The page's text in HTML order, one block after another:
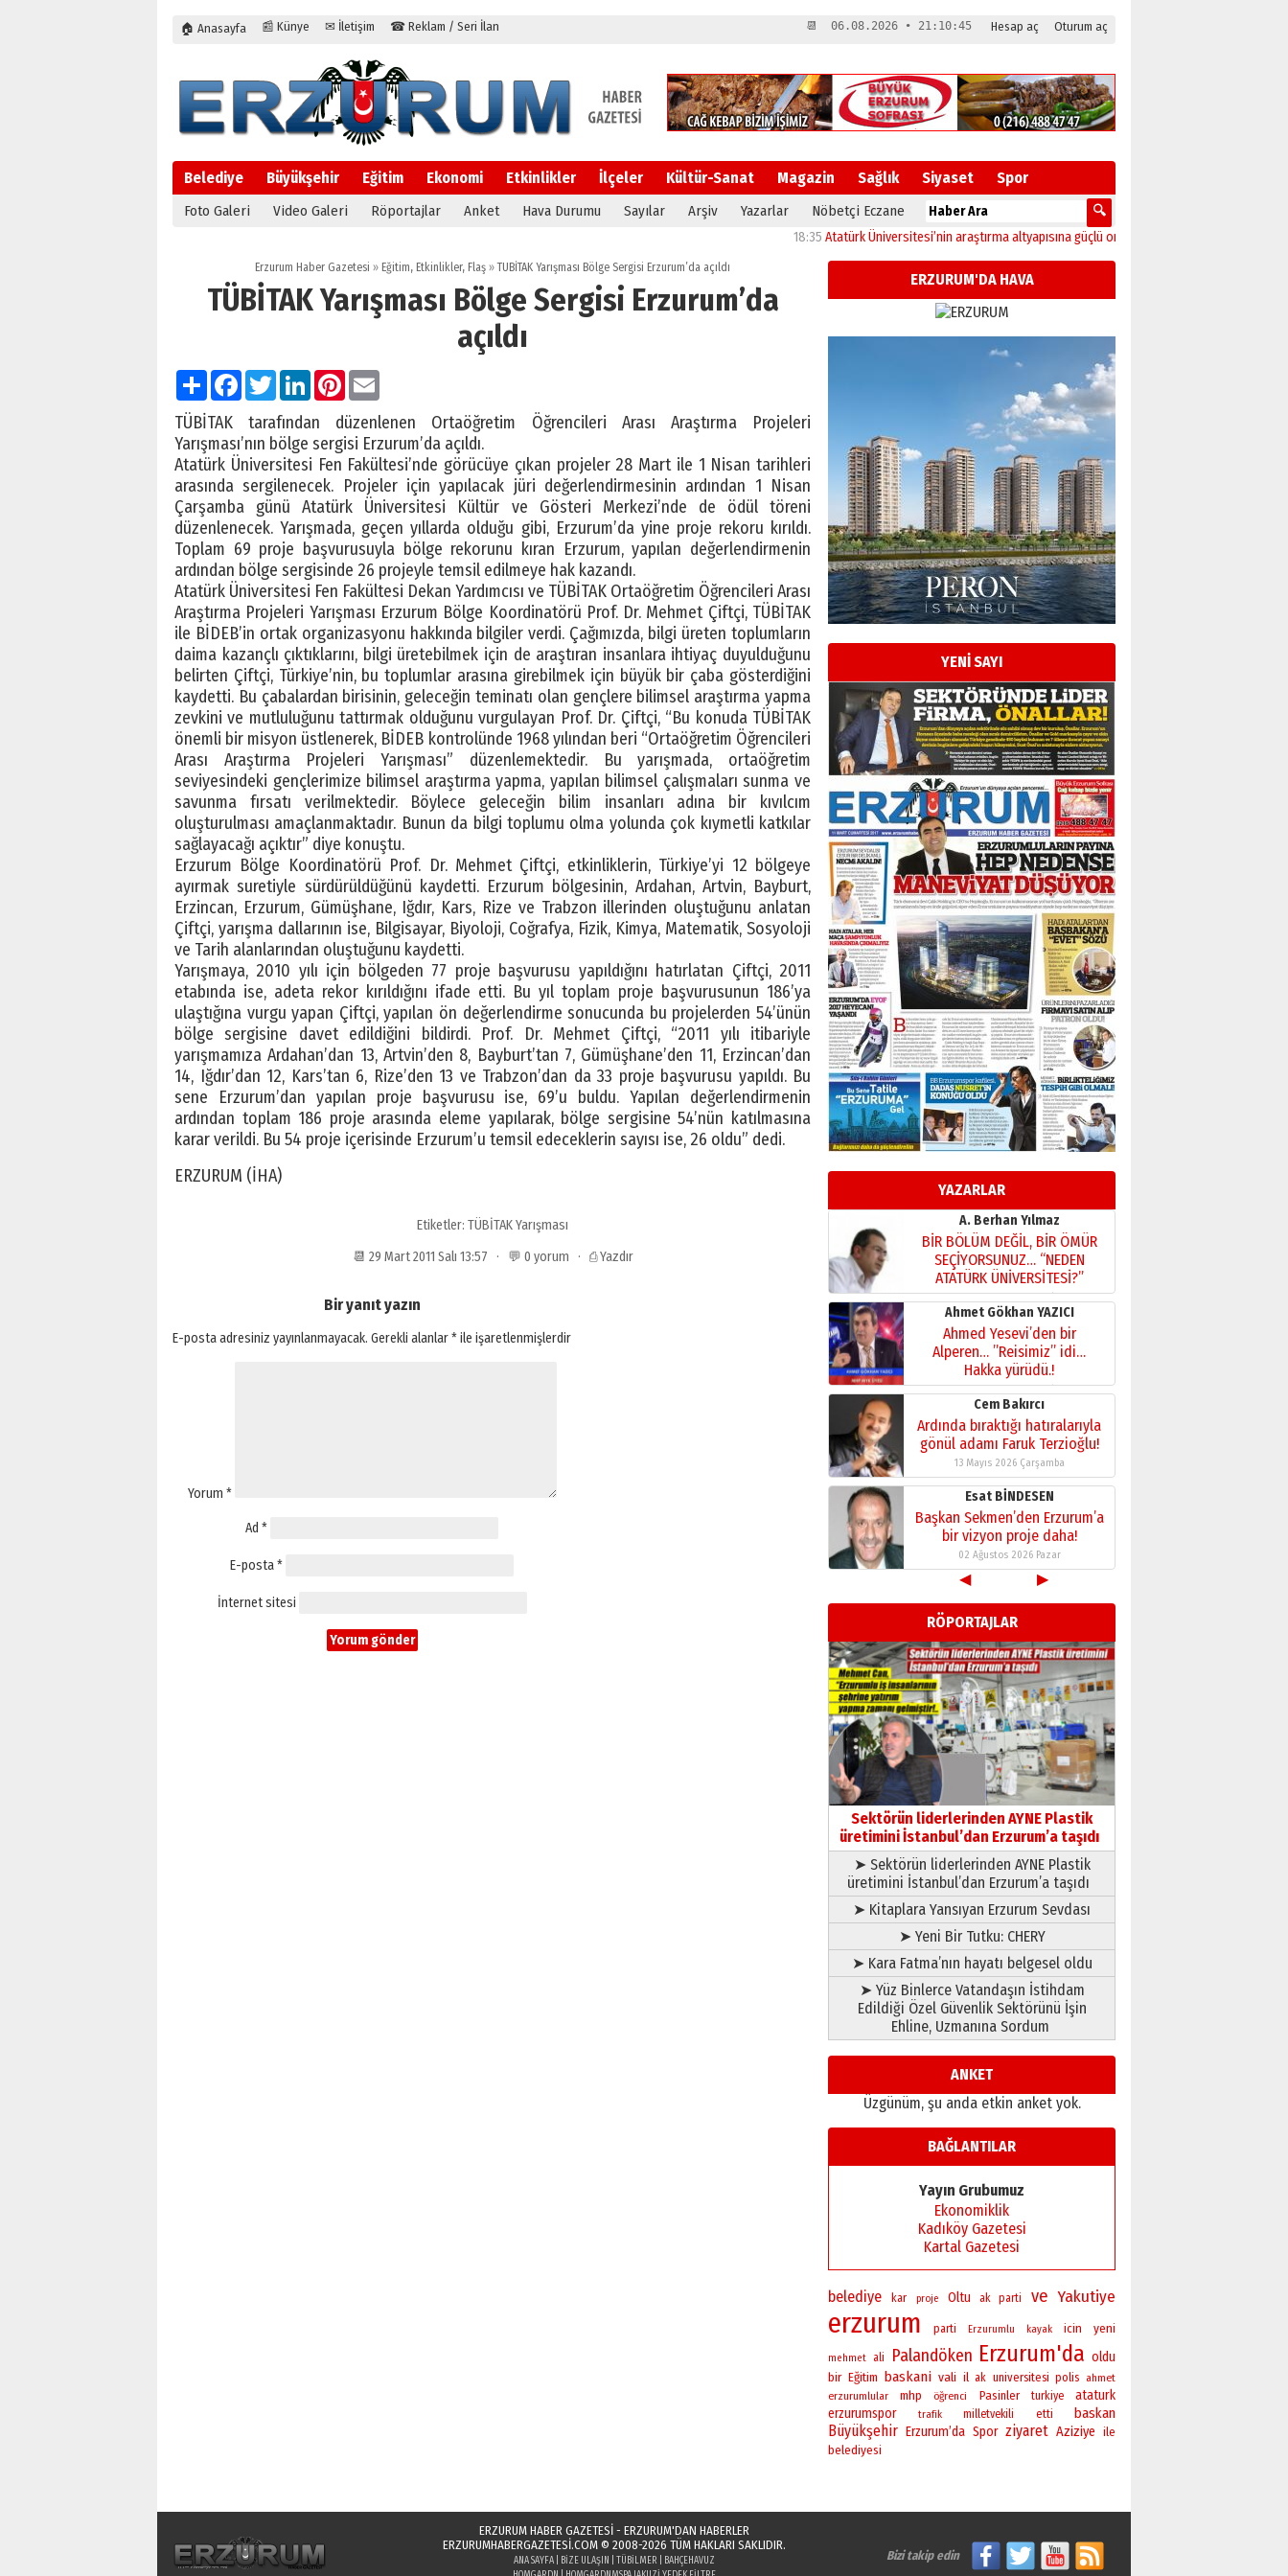
🏠 Anasayfa 📰 Künye ✉ İletişim ☎ Reklam / Seri İlan Hesap aç Oturum aç
📆 06.08.2026 • 21:10:45
Belediye Büyükşehir Eğitim Ekonomi Etkinlikler İlçeler Kültür-Sanat Magazin Sağlık Siyaset Spor
Foto Galeri Video Galeri Röportajlar Anket Hava Durumu Sayılar Arşiv Yazarlar Nöbetçi Eczane
Atatürk Üniversitesi’nin araştırma altyapısına güçlü onay 12:04
Erzurum Haber Gazetesi » Eğitim, Etkinlikler, Flaş »TÜBİTAK Yarışması Bölge Sergisi Erzurum’da açıldı
TÜBİTAK Yarışması Bölge Sergisi Erzurum’da
açıldı
PaylaşFacebook
TwitterLinkedInPinterest
TÜBİTAK tarafından düzenlenen Ortaöğretim Öğrencileri Arası Araştırma Projeleri
Yarışması’nın bölge sergisi Erzurum’da açıldı.
Atatürk Üniversitesi Fen Fakültesi’nde görücüye çıkan projeler 28 Mart ile 1 Nisan tarihleri
arasında sergilenecek. Projeler için yapılacak jüri değerlendirmesinin ardından 1 Nisan
Çarşamba günü Atatürk Üniversitesi Kültür ve Gösteri Merkezi’nde de ödül töreni
düzenlenecek. Yarışmada, geçen yıllarda olduğu gibi, Erzurum’da yine proje rekoru kırıldı.
Toplam 69 proje başvurusuyla bölge rekorunu kıran Erzurum, yapılan değerlendirmenin
ardından bölge sergisinde 26 projeyle temsil edilmeye hak kazandı.
Atatürk Üniversitesi Fen Fakültesi Dekan Yardımcısı ve TÜBİTAK Ortaöğretim Öğrencileri Arası
Araştırma Projeleri Yarışması Erzurum Bölge Koordinatörü Prof. Dr. Mehmet Çiftçi, TÜBİTAK
ile BİDEB’in ortak organizasyonu hakkında bilgiler verdi. Çağımızda, bilgi üreten toplumların
daima kazançlı çıktıklarını, bilgi üretebilmek için de araştıran insanlara ihtiyaç duyulduğunu
belirten Çiftçi, Türkiye’nin, bu toplumlar arasına girebilmek için büyük bir çaba gösterdiğini
kaydetti. Bu çabalardan birisinin, geleceğin teminatı olan gençlere bilimsel araştırma yapma
zevkini ve mutluluğunu tattırmak olduğunu vurgulayan Prof. Dr. Çiftçi, “Bu konuda TÜBİTAK
önemli bir misyon üstlenerek, BİDEB kontrolünde 1968 yılından beri “Ortaöğretim Öğrencileri
Arası Araştırma Projeleri Yarışması” düzenlemektedir. Bu yarışmada, ortaöğretim
seviyesindeki gençlerimize bilimsel araştırma yapma, yapılan bilimsel çalışmaları sunma ve
savunma fırsatı verilmektedir. Böylece geleceğin bilim insanları adına bir kıvılcım
oluşturulması amaçlanmaktadır. Bunun da bilgi toplumu olma yolunda çok kıymetli katkılar
sağlayacağı açıktır” diye konuştu.
Erzurum Bölge Koordinatörü Prof. Dr. Mehmet Çiftçi, etkinliklerin, Türkiye’yi 12 bölgeye
ayırmak suretiyle sürdürüldüğünü kaydetti. Erzurum bölgesinin, Ardahan, Artvin, Bayburt,
Erzincan, Erzurum, Gümüşhane, Iğdır, Kars, Rize ve Trabzon illerinden oluştuğunu anlatan
Çiftçi, yarışma dallarının ise, Bilgisayar, Biyoloji, Coğrafya, Fizik, Kimya, Matematik, Sosyoloji
ve Tarih alanlarından oluştuğunu kaydetti.
Yarışmaya, 2010 yılı için bölgeden 77 proje başvurusu yapıldığını hatırlatan Çiftçi, 2011
etabında ise, adeta rekor kırıldığını ifade etti. Bu yıl toplam proje başvurusunun 186’ya
ulaştığına vurgu yapan Çiftçi, yapılan ön değerlendirme sonucunda bu projelerden 54’ünün
bölge sergisine davet edildiğini bildirdi. Prof. Dr. Mehmet Çiftçi, “2011 yılı itibariyle
yarışmamıza Ardahan’dan 13, Artvin’den 8, Bayburt’tan 7, Gümüşhane’den 11, Erzincan’dan
14, Iğdır’dan 12, Kars’tan 6, Rize’den 13 ve Trabzon’dan da 33 proje başvurusu yapıldı. Bu
sene Erzurum’dan yapılan proje başvurusu ise, 69’u buldu. Yapılan değerlendirmenin
ardından toplam 186 proje arasında eleme yapılarak, bölge sergisine 54’nün katılmasına
karar verildi. Bu 54 proje içerisinde Erzurum’u temsil edeceklerin sayısı ise, 26 oldu” dedi.
ERZURUM (İHA)
Etiketler: TÜBİTAK Yarışması
📆 29 Mart 2011 Salı 13:57 · 💬 0 yorum · ⎙ Yazdır
Bir yanıt yazın
E-posta adresiniz yayınlanmayacak. Gerekli alanlar*ile işaretlenmişlerdir
Yorum *
Ad *
E-posta*
İnternet sitesi
ERZURUM'DA HAVA
YENİ SAYI
YAZARLAR
Esat BİNDESEN
Başkan Sekmen’den Erzurum’a
bir vizyon proje daha!
02 Ağustos 2026 Pazar
Kadir SABUNCUOĞLU
Erzurumspor’un köşe taşları
29 Haziran 2026 Pazartesi
Kenan GÜLERCİ
Murat Şahsuvaroğlu ERKON’da
çıtayı yukarı taşırken,
yönetimdekiler aşağı
çekmemeli!
17 Şubat 2026 SalıOrhan BOZKURT
Bir fotoğraf, bir şehir, bir
gazeteci… Dizginler kimin
elinde?
A. Berhan Yılmaz
BİR BÖLÜM DEĞİL, BİR ÖMÜR
SEÇİYORSUNUZ… “NEDEN
ATATÜRK ÜNİVERSİTESİ?”
28 Temmuz 2026 Salı
Ahmet Gökhan YAZICI
Ahmed Yesevi’den bir
Alperen… ”Reisimiz” idi…
Hakka yürüdü.!
26 Mart 2026 Perşembe
Cem Bakırcı
Ardında bıraktığı hatıralarıyla
gönül adamı Faruk Terzioğlu!
13 Mayıs 2026 Çarşamba
Esat BİNDESEN
Başkan Sekmen’den Erzurum’a
bir vizyon proje daha!
02 Ağustos 2026 Pazar
Kadir SABUNCUOĞLU
Erzurumspor’un köşe taşları
29 Haziran 2026 Pazartesi
Kenan GÜLERCİ
Murat Şahsuvaroğlu ERKON’da
çıtayı yukarı taşırken,
yönetimdekiler aşağı
çekmemeli!
17 Şubat 2026 SalıOrhan BOZKURT
Bir fotoğraf, bir şehir, bir
gazeteci… Dizginler kimin
elinde?
31 Mart 2026 Salı
A. Berhan Yılmaz
BİR BÖLÜM DEĞİL, BİR ÖMÜR
SEÇİYORSUNUZ… “NEDEN
ATATÜRK ÜNİVERSİTESİ?”
28 Temmuz 2026 Salı
Ahmet Gökhan YAZICI
Ahmed Yesevi’den bir
Alperen… ”Reisimiz” idi…
Hakka yürüdü.!
26 Mart 2026 Perşembe
Ardında bıraktığı hatıralarıyla
13 Mayıs 2026 Çarşamba
Esat BİNDESEN
Başkan Sekmen’den Erzurum’a
bir vizyon proje daha!
02 Ağustos 2026 Pazar
◀ ▶
RÖPORTAJLAR
Sektörün liderlerinden AYNE Plastik
üretimini İstanbul’dan Erzurum’a taşıdı
➤ Sektörün liderlerinden AYNE Plastik
üretimini İstanbul’dan Erzurum’a taşıdı
➤ Kitaplara Yansıyan Erzurum Sevdası
➤ Yeni Bir Tutku: CHERY
➤ Kara Fatma’nın hayatı belgesel oldu
➤ Yüz Binlerce Vatandaşın İstihdam
Edildiği Özel Güvenlik Sektörünü İşin
Ehline, Uzmanına Sordum
ANKET
Üzgünüm, şu anda etkin anket yok.
BAĞLANTILAR
Yayın Grubumuz
Ekonomiklik
Kadıköy Gazetesi
Kartal Gazetesi
belediye kar proje Oltu ak parti ve Yakutiye
erzurum parti Erzurumlu kayak icin yeni
mehmet ali Palandöken Erzurum'da oldu
bir Eğitim baskani vali il ak universitesi polis ahmet
erzurumlular
mhp öğrenci Pasinler turkiye
ataturk
erzurumspor
trafik milletvekili etti baskan
Büyükşehir Erzurum’da Spor ziyaret Aziziye ile
belediyesi
ERZURUM HABER GAZETESİ - ERZURUM'DAN HABERLER
ERZURUMHABERGAZETESI.COM© 2008-2026 TÜM HAKLARI SAKLIDIR.
ANA SAYFA| BIZE ULAŞIN TÜBILMER
BAHÇEHAVUZ
Bizi takip edin